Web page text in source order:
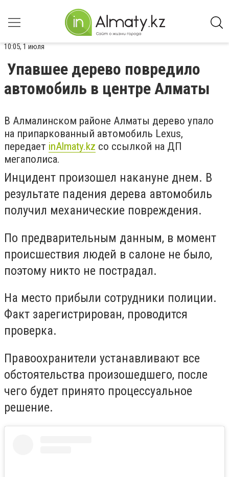
10:05, 1 июля
Упавшее дерево повредило
автомобиль в центре Алматы
В Алмалинском районе Алматы дерево упало
на припаркованный автомобиль Lexus,
передает inAlmaty.kz со ссылкой на ДП
мегаполиса.
Инцидент произошел накануне днем. В
результате падения дерева автомобиль
получил механические повреждения.
По предварительным данным, в момент
происшествия людей в салоне не было,
поэтому никто не пострадал.
На место прибыли сотрудники полиции.
Факт зарегистрирован, проводится
проверка.
Правоохранители устанавливают все
обстоятельства произошедшего, после
чего будет принято процессуальное
решение.